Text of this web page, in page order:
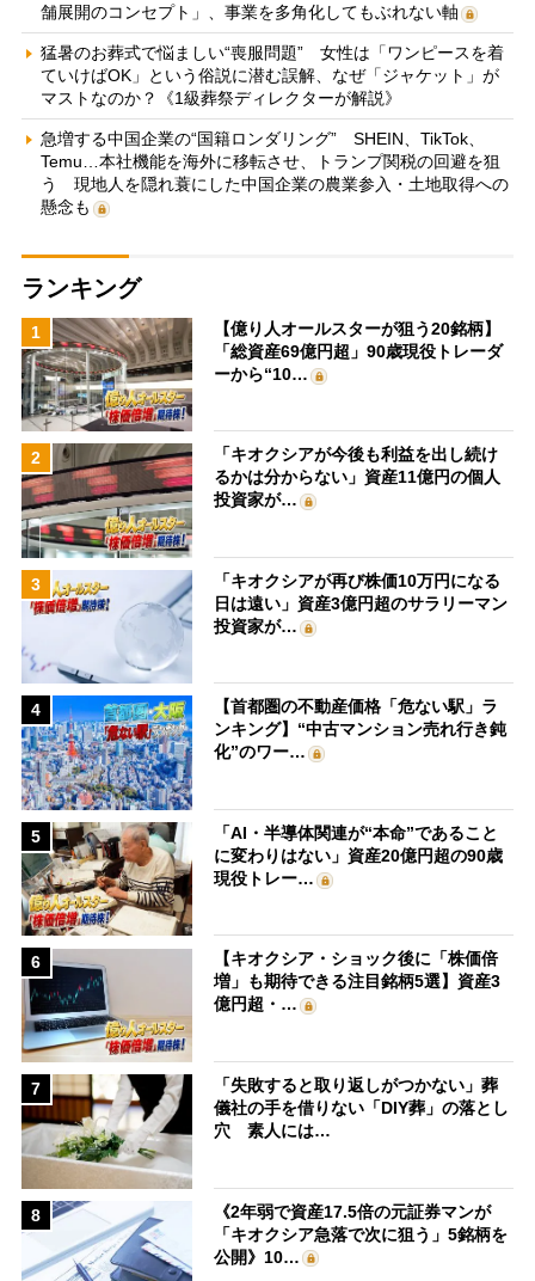
舗展開のコンセプト」、事業を多角化してもぶれない軸
猛暑のお葬式で悩ましい“喪服問題” 女性は「ワンピースを着
ていけばOK」という俗説に潜む誤解、なぜ「ジャケット」が
マストなのか？《1級葬祭ディレクターが解説》
急増する中国企業の“国籍ロンダリング” SHEIN、TikTok、
Temu…本社機能を海外に移転させ、トランプ関税の回避を狙
う 現地人を隠れ蓑にした中国企業の農業参入・土地取得への
懸念も
ランキング
1
【億り人オールスターが狙う20銘柄】
「総資産69億円超」90歳現役トレーダ
ーから“10…
2
「キオクシアが今後も利益を出し続け
るかは分からない」資産11億円の個人
投資家が…
3
「キオクシアが再び株価10万円になる
日は遠い」資産3億円超のサラリーマン
投資家が…
4
【首都圏の不動産価格「危ない駅」ラ
ンキング】“中古マンション売れ行き鈍
化”のワー…
5
「AI・半導体関連が“本命”であること
に変わりはない」資産20億円超の90歳
現役トレー…
6
【キオクシア・ショック後に「株価倍
増」も期待できる注目銘柄5選】資産3
億円超・…
7
「失敗すると取り返しがつかない」葬
儀社の手を借りない「DIY葬」の落とし
穴 素人には…
8
《2年弱で資産17.5倍の元証券マンが
「キオクシア急落で次に狙う」5銘柄を
公開》10…